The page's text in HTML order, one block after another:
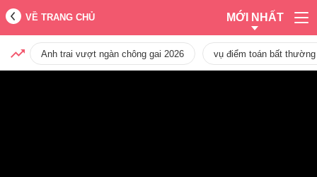
VỀ TRANG CHỦ MỚI NHẤT
Anh trai vượt ngàn chông gai 2026 vụ điểm toán bất